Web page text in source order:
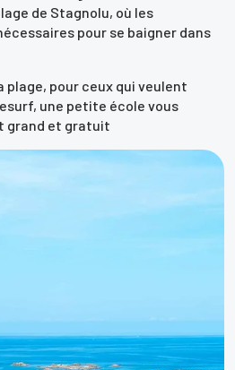
de Stagnolu, où les
pour se baigner dans
plage, pour ceux qui veulent
une petite école vous
grand et gratuit